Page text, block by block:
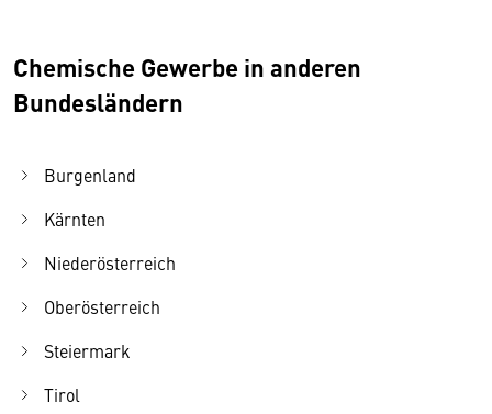
Chemische Gewerbe in anderen
Bundesländern
Burgenland
Kärnten
Niederösterreich
Oberösterreich
Steiermark
Tirol